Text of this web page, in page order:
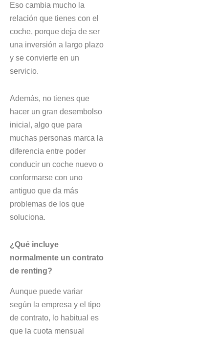
Eso cambia mucho la
relación que tienes con el
coche, porque deja de ser
una inversión a largo plazo
y se convierte en un
servicio.
Además, no tienes que
hacer un gran desembolso
inicial, algo que para
muchas personas marca la
diferencia entre poder
conducir un coche nuevo o
conformarse con uno
antiguo que da más
problemas de los que
soluciona.
¿Qué incluye
normalmente un contrato
de renting?
Aunque puede variar
según la empresa y el tipo
de contrato, lo habitual es
que la cuota mensual